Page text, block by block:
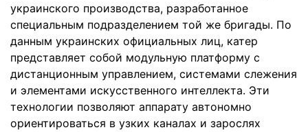
украинского производства, разработанное
специальным подразделением той же бригады. По
данным украинских официальных лиц, катер
представляет собой модульную платформу с
дистанционным управлением, системами слежения
и элементами искусственного интеллекта. Эти
технологии позволяют аппарату автономно
ориентироваться в узких каналах и зарослях